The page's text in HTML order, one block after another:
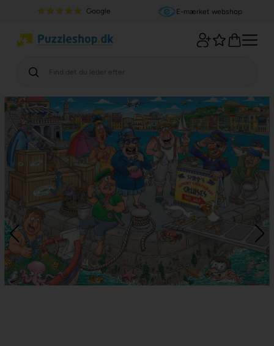
Google E-mærket webshop